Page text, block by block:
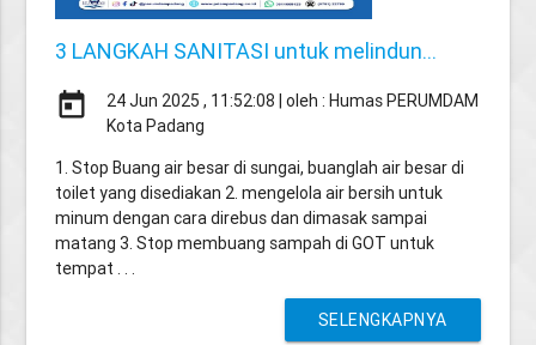
3 LANGKAH SANITASI untuk melindun...
today
24 Jun 2025 , 11:52:08 | oleh : Humas PERUMDAM
Kota Padang
1. Stop Buang air besar di sungai, buanglah air besar di
toilet yang disediakan 2. mengelola air bersih untuk
minum dengan cara direbus dan dimasak sampai
matang 3. Stop membuang sampah di GOT untuk
tempat . . .
SELENGKAPNYA